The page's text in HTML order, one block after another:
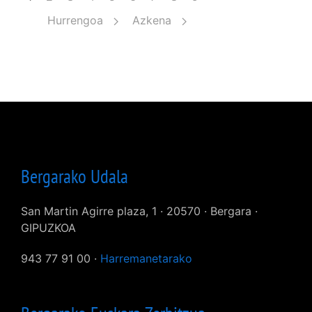
Hurrengoa
Azkena
Bergarako Udala
San Martin Agirre plaza, 1 · 20570 · Bergara ·
GIPUZKOA
943 77 91 00 · Harremanetarako